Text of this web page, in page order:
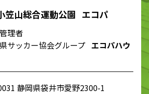
笠山総合運動公園 エコパ
理者
サッカー協会グループ エコパハウ
静岡県袋井市愛野2300-1